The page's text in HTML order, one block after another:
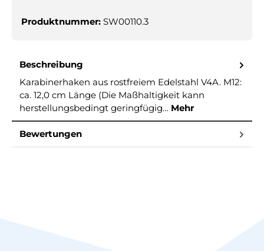
Produktnummer: SW00110.3
Beschreibung
Karabinerhaken aus rostfreiem Edelstahl V4A. M12:
ca. 12,0 cm Länge (Die Maßhaltigkeit kann
herstellungsbedingt geringfügig… Mehr
Bewertungen